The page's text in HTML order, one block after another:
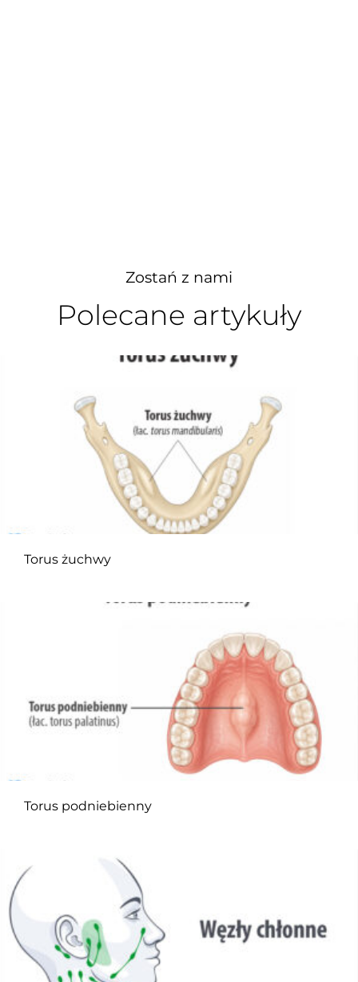
Zostań z nami
Polecane artykuły
Torus żuchwy
Torus podniebienny